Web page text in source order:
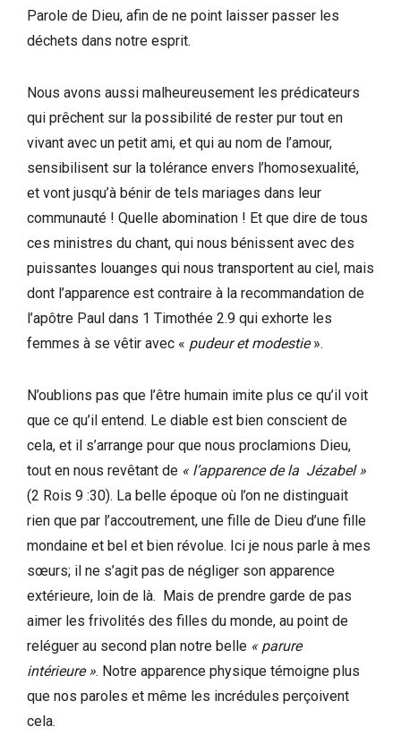
Parole de Dieu, afin de ne point laisser passer les
déchets dans notre esprit.
Nous avons aussi malheureusement les prédicateurs
qui prêchent sur la possibilité de rester pur tout en
vivant avec un petit ami, et qui au nom de l’amour,
sensibilisent sur la tolérance envers l’homosexualité,
et vont jusqu’à bénir de tels mariages dans leur
communauté ! Quelle abomination ! Et que dire de tous
ces ministres du chant, qui nous bénissent avec des
puissantes louanges qui nous transportent au ciel, mais
dont l’apparence est contraire à la recommandation de
l’apôtre Paul dans 1 Timothée 2.9 qui exhorte les
femmes à se vêtir avec « pudeur et modestie».
N’oublions pas que l’être humain imite plus ce qu’il voit
que ce qu’il entend. Le diable est bien conscient de
cela, et il s’arrange pour que nous proclamions Dieu,
tout en nous revêtant de « l’apparence de la Jézabel »
(2 Rois 9 :30). La belle époque où l’on ne distinguait
rien que par l’accoutrement, une fille de Dieu d’une fille
mondaine et bel et bien révolue. Ici je nous parle à mes
sœurs; il ne s’agit pas de négliger son apparence
extérieure, loin de là. Mais de prendre garde de pas
aimer les frivolités des filles du monde, au point de
reléguer au second plan notre belle « parure
intérieure ». Notre apparence physique témoigne plus
que nos paroles et même les incrédules perçoivent
cela.